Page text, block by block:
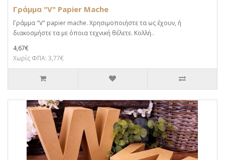
Γράμμα "V" Papier Mache
Γράμμα "V" papier mache. Xρησιμοποιήστε τα ως έχουν, ή
διακοσμήστε τα με όποια τεχνική θέλετε. Κολλή..
4,67€
Χωρίς ΦΠΑ: 3,77€